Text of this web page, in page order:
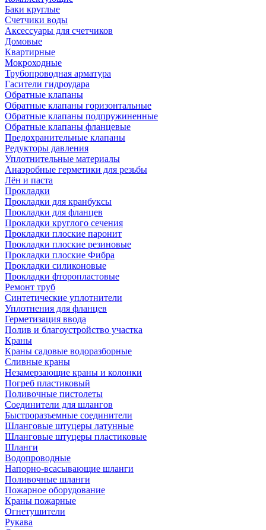
Баки круглые
Счетчики воды
Аксессуары для счетчиков
Домовые
Квартирные
Мокроходные
Трубопроводная арматура
Гасители гидроудара
Обратные клапаны
Обратные клапаны горизонтальные
Обратные клапаны подпружиненные
Обратные клапаны фланцевые
Предохранительные клапаны
Редукторы давления
Уплотнительные материалы
Анаэробные герметики для резьбы
Лён и паста
Прокладки
Прокладки для кранбуксы
Прокладки для фланцев
Прокладки круглого сечения
Прокладки плоские паронит
Прокладки плоские резиновые
Прокладки плоские Фибра
Прокладки силиконовые
Прокладки фторопластовые
Ремонт труб
Синтетические уплотнители
Уплотнения для фланцев
Герметизация ввода
Полив и благоустройство участка
Краны
Краны садовые водоразборные
Сливные краны
Незамерзающие краны и колонки
Погреб пластиковый
Поливочные пистолеты
Соединители для шлангов
Быстроразъемные соединители
Шланговые штуцеры латунные
Шланговые штуцеры пластиковые
Шланги
Водопроводные
Напорно-всасывающие шланги
Поливочные шланги
Пожарное оборудование
Краны пожарные
Огнетушители
Рукава